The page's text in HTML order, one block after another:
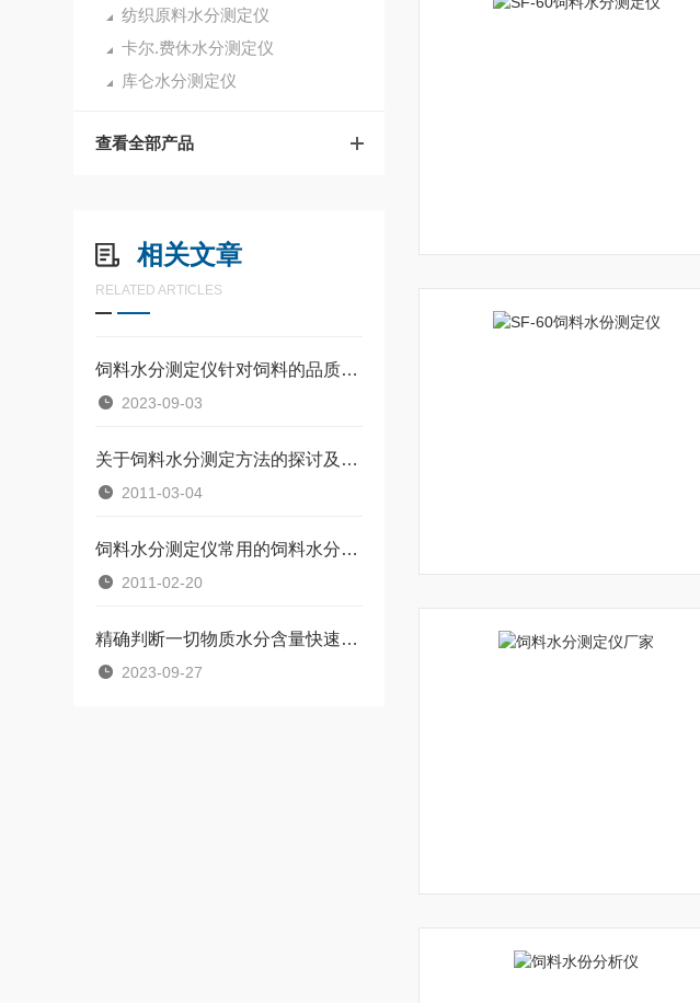
纺织原料水分测定仪
卡尔.费休水分测定仪
库仑水分测定仪
查看全部产品
相关文章
RELATED ARTICLES
饲料水分测定仪针对饲料的品质管控起到关键作用
2023-09-03
关于饲料水分测定方法的探讨及饲料水分快速测定仪
2011-03-04
饲料水分测定仪常用的饲料水分测定方法及问题分析
2011-02-20
精确判断一切物质水分含量快速水分测定仪来完成
2023-09-27